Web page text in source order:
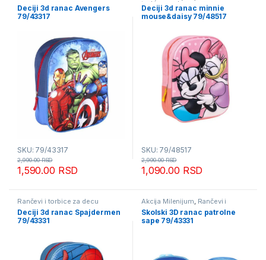
Deciji 3d ranac Avengers
79/43317
SKU: 79/43317
1,590.00 RSD
2,990.00RSD
torbice za decu
Deciji 3d ranac minnie
mouse&daisy 79/48517
SKU: 79/48517
1,090.00 RSD
2,990.00RSD
Rančevi i torbice za decu
Deciji 3d ranac Spajdermen
79/43331
Akcija Milenijum, Rančevi i
torbice za decu
Skolski 3D ranac patrolne
sape 79/43331